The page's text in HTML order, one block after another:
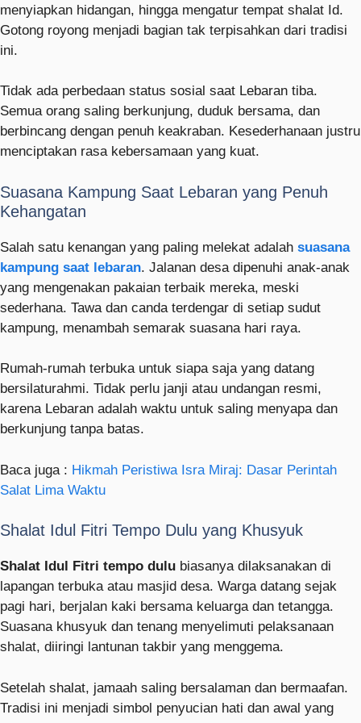
menyiapkan hidangan, hingga mengatur tempat shalat Id.
Gotong royong menjadi bagian tak terpisahkan dari tradisi
ini.
Tidak ada perbedaan status sosial saat Lebaran tiba.
Semua orang saling berkunjung, duduk bersama, dan
berbincang dengan penuh keakraban. Kesederhanaan justru
menciptakan rasa kebersamaan yang kuat.
Suasana Kampung Saat Lebaran yang Penuh
Kehangatan
Salah satu kenangan yang paling melekat adalah suasana
kampung saat lebaran. Jalanan desa dipenuhi anak-anak
yang mengenakan pakaian terbaik mereka, meski
sederhana. Tawa dan canda terdengar di setiap sudut
kampung, menambah semarak suasana hari raya.
Rumah-rumah terbuka untuk siapa saja yang datang
bersilaturahmi. Tidak perlu janji atau undangan resmi,
karena Lebaran adalah waktu untuk saling menyapa dan
berkunjung tanpa batas.
Baca juga : Hikmah Peristiwa Isra Miraj: Dasar Perintah
Salat Lima Waktu
Shalat Idul Fitri Tempo Dulu yang Khusyuk
Shalat Idul Fitri tempo dulu biasanya dilaksanakan di
lapangan terbuka atau masjid desa. Warga datang sejak
pagi hari, berjalan kaki bersama keluarga dan tetangga.
Suasana khusyuk dan tenang menyelimuti pelaksanaan
shalat, diiringi lantunan takbir yang menggema.
Setelah shalat, jamaah saling bersalaman dan bermaafan.
Tradisi ini menjadi simbol penyucian hati dan awal yang